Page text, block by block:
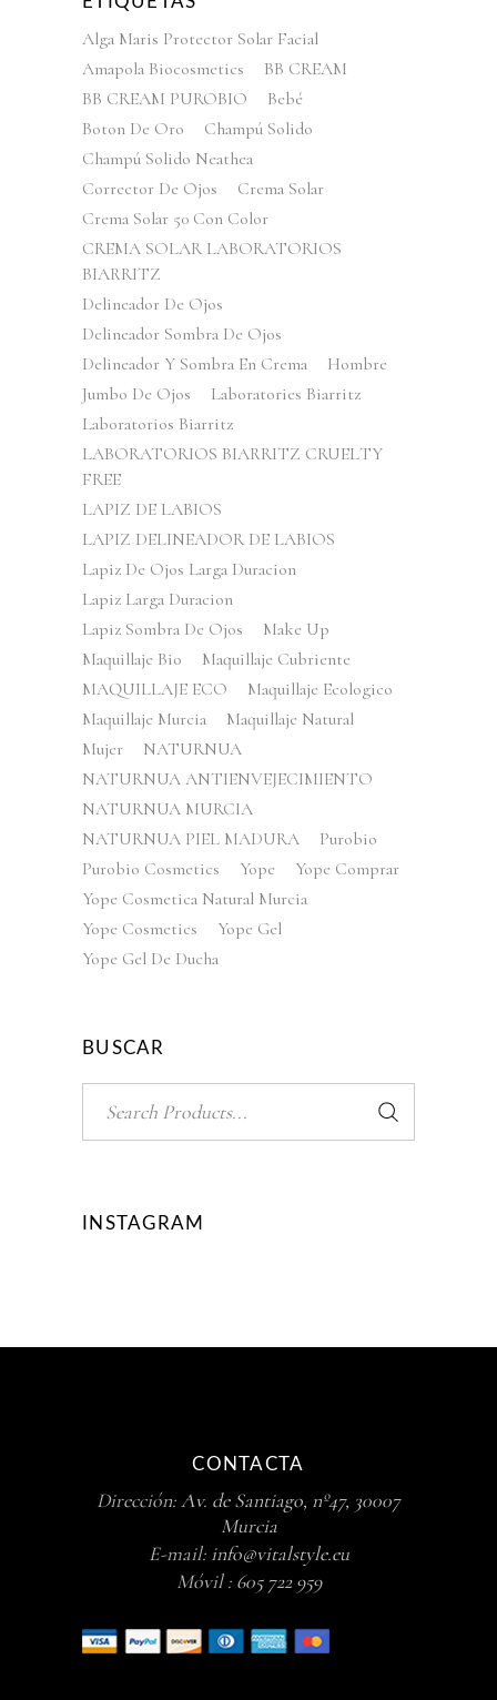
Alga Maris Protector Solar Facial
Amapola Biocosmetics
BB CREAM
BB CREAM PUROBIO
Bebé
Boton De Oro
Champú Solido
Champú Solido Neathea
Corrector De Ojos
Crema Solar
Crema Solar 50 Con Color
CREMA SOLAR LABORATORIOS
BIARRITZ
Delineador De Ojos
Delineador Sombra De Ojos
Delineador Y Sombra En Crema
Hombre
Jumbo De Ojos
Laboratories Biarritz
Laboratorios Biarritz
LABORATORIOS BIARRITZ CRUELTY
FREE
LAPIZ DE LABIOS
LAPIZ DELINEADOR DE LABIOS
Lapiz De Ojos Larga Duracion
Lapiz Larga Duracion
Lapiz Sombra De Ojos
Make Up
Maquillaje Bio
Maquillaje Cubriente
MAQUILLAJE ECO
Maquillaje Ecologico
Maquillaje Murcia
Maquillaje Natural
Mujer
NATURNUA
NATURNUA ANTIENVEJECIMIENTO
NATURNUA MURCIA
NATURNUA PIEL MADURA
Purobio
Purobio Cosmetics
Yope
Yope Comprar
Yope Cosmetica Natural Murcia
Yope Cosmetics
Yope Gel
Yope Gel De Ducha
BUSCAR
INSTAGRAM
CONTACTA
Dirección:Av. de Santiago, nº47, 30007
Murcia
E-mail: info@vitalstyle.eu
Móvil : 605 722 959